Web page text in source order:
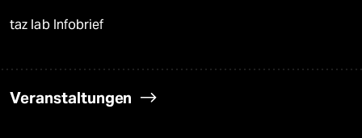
taz lab Infobrief
Veranstaltungen